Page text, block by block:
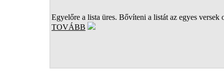
Egyelőre a lista üres. Bővíteni a listát az egyes versek
TOVÁBB